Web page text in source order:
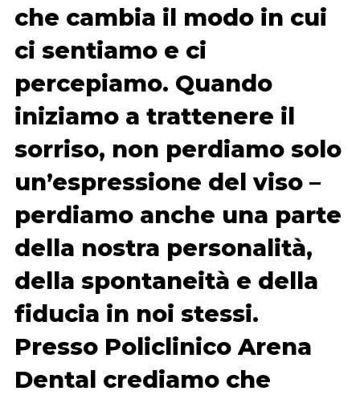
che cambia il modo in cui
ci sentiamo e ci
percepiamo. Quando
iniziamo a trattenere il
sorriso, non perdiamo solo
un’espressione del viso –
perdiamo anche una parte
della nostra personalità,
della spontaneità e della
fiducia in noi stessi.
Presso Policlinico Arena
Dental crediamo che